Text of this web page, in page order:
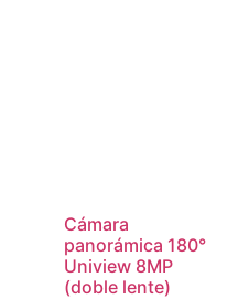
Cámara
panorámica 180°
Uniview 8MP
(doble lente)